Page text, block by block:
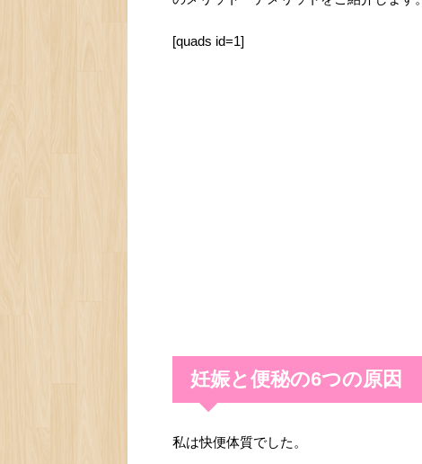
[quads id=1]
妊娠と便秘の6つの原因
私は快便体質でした。